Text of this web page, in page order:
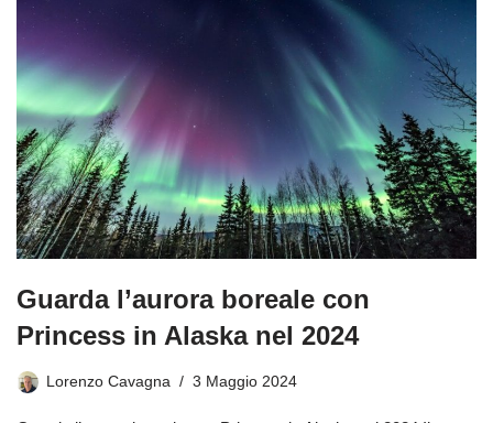
Guarda l’aurora boreale con
Princess in Alaska nel 2024
Lorenzo Cavagna 3 Maggio 2024